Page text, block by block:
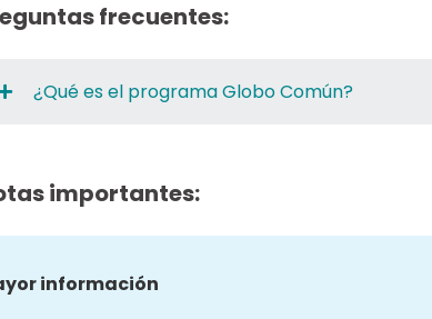
frecuentes:
¿Qué es el programa Globo Común?
importantes:
información